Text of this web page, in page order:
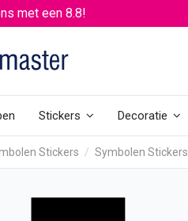
met een 8.8!
Stickers Decoratie
Stickers Symbolen